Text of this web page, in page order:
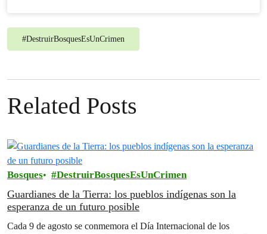
#DestruirBosquesEsUnCrimen
Related Posts
Bosques DestruirBosquesEsUnCrimen
Guardianes de la Tierra: los pueblos indígenas son la
esperanza de un futuro posible
Cada 9 de agosto se conmemora el Día Internacional de los